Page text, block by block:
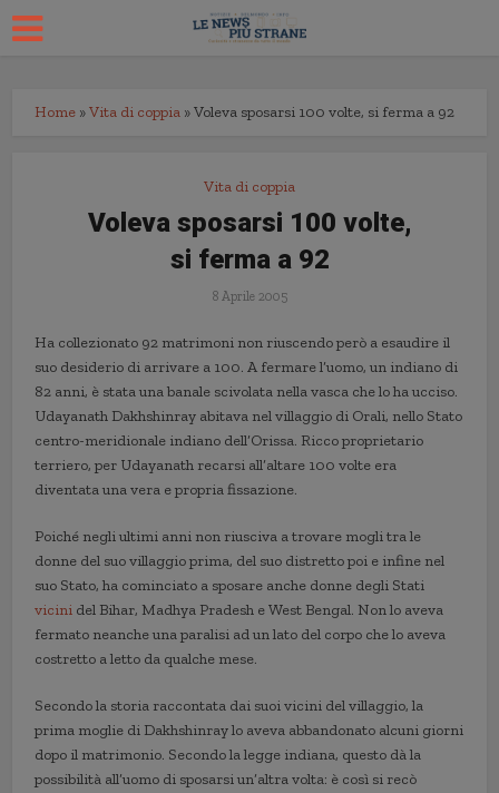
Home »Vita di coppia »Voleva sposarsi 100 volte, si ferma a 92
Vita di coppia
Voleva sposarsi 100 volte,
si ferma a 92
8 Aprile 2005
Ha collezionato 92 matrimoni non riuscendo però a esaudire il
suo desiderio di arrivare a 100. A fermare l’uomo, un indiano di
82 anni, è stata una banale scivolata nella vasca che lo ha ucciso.
Udayanath Dakhshinray abitava nel villaggio di Orali, nello Stato
centro-meridionale indiano dell’Orissa. Ricco proprietario
terriero, per Udayanath recarsi all’altare 100 volte era
diventata una vera e propria fissazione.
Poiché negli ultimi anni non riusciva a trovare mogli tra le
donne del suo villaggio prima, del suo distretto poi e infine nel
suo Stato, ha cominciato a sposare anche donne degli Stati
vicini del Bihar, Madhya Pradesh e West Bengal. Non lo aveva
fermato neanche una paralisi ad un lato del corpo che lo aveva
costretto a letto da qualche mese.
Secondo la storia raccontata dai suoi vicini del villaggio, la
prima moglie di Dakhshinray lo aveva abbandonato alcuni giorni
dopo il matrimonio. Secondo la legge indiana, questo dà la
possibilità all’uomo di sposarsi un’altra volta: è così si recò